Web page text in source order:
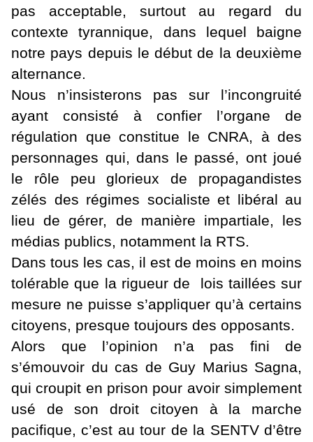
pas acceptable, surtout au regard du
contexte tyrannique, dans lequel baigne
notre pays depuis le début de la deuxième
alternance.
Nous n’insisterons pas sur l’incongruité
ayant consisté à confier l’organe de
régulation que constitue le CNRA, à des
personnages qui, dans le passé, ont joué
le rôle peu glorieux de propagandistes
zélés des régimes socialiste et libéral au
lieu de gérer, de manière impartiale, les
médias publics, notamment la RTS.
Dans tous les cas, il est de moins en moins
tolérable que la rigueur de lois taillées sur
mesure ne puisse s’appliquer qu’à certains
citoyens, presque toujours des opposants.
Alors que l’opinion n’a pas fini de
s’émouvoir du cas de Guy Marius Sagna,
qui croupit en prison pour avoir simplement
usé de son droit citoyen à la marche
pacifique, c’est au tour de la SENTV d’être